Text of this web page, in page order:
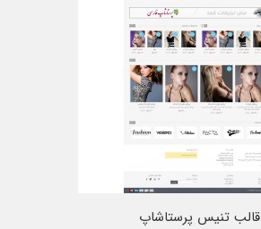
قالب تنیس پرستاشاپ